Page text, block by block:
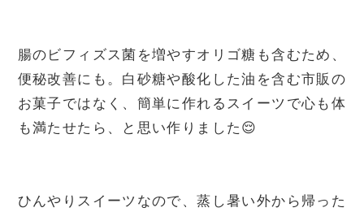
腸のビフィズス菌を増やすオリゴ糖も含むため、
便秘改善にも。白砂糖や酸化した油を含む市販の
お菓子ではなく、簡単に作れるスイーツで心も体
も満たせたら、と思い作りました😌
ひんやりスイーツなので、蒸し暑い外から帰った